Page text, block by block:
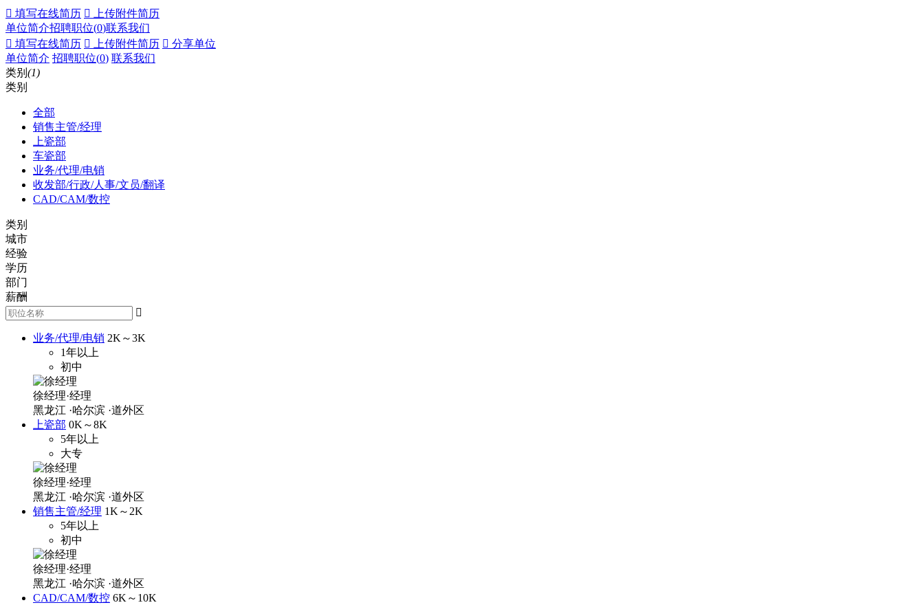
 填写在线简历  上传附件简历
单位简介招聘职位(0)联系我们
 填写在线简历  上传附件简历  分享单位
单位简介 招聘职位(0) 联系我们
类别 (1)
类别
全部
销售主管/经理
上瓷部
车瓷部
业务/代理/电销
收发部/行政/人事/文员/翻译
CAD/CAM/数控
类别
城市
经验
学历
部门
薪酬

业务/代理/电销 2K～3K
1年以上
初中
徐经理·经理
黑龙江 ·哈尔滨 ·道外区
上瓷部 0K～8K
5年以上
大专
徐经理·经理
黑龙江 ·哈尔滨 ·道外区
销售主管/经理 1K～2K
5年以上
初中
徐经理·经理
黑龙江 ·哈尔滨 ·道外区
CAD/CAM/数控 6K～10K